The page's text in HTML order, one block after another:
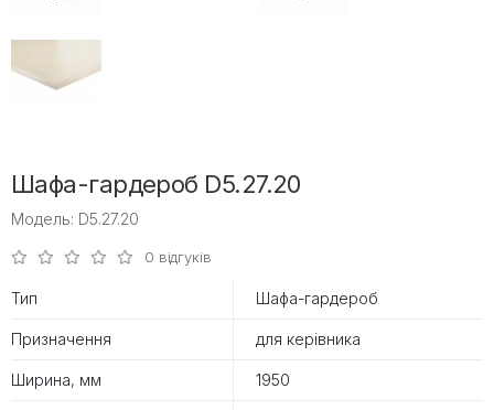
Шафа-гардероб D5.27.20
Модель: D5.27.20
0 відгуків
Тип Шафа-гардероб
Призначення для керівника
Ширина, мм 1950